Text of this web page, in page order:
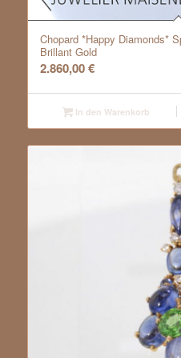
Chopard *Happy Diamonds*
Brillant Gold
2.860,00€
In den Warenkorb